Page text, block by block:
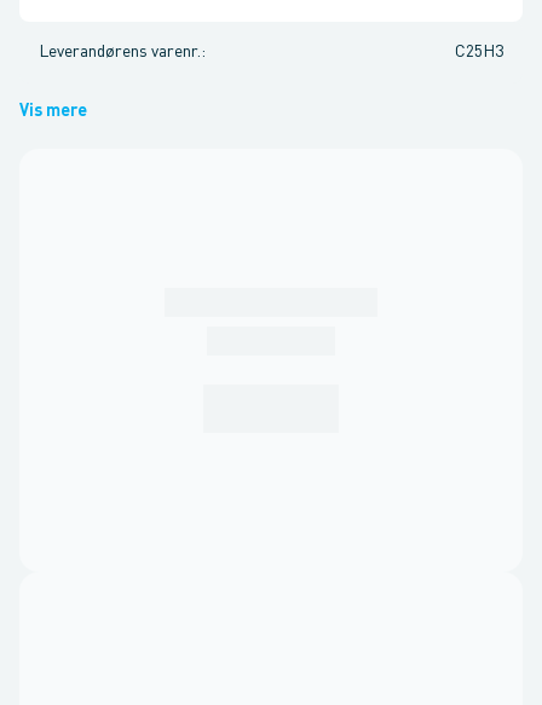
Leverandørens varenr. : C25H3
Vis mere